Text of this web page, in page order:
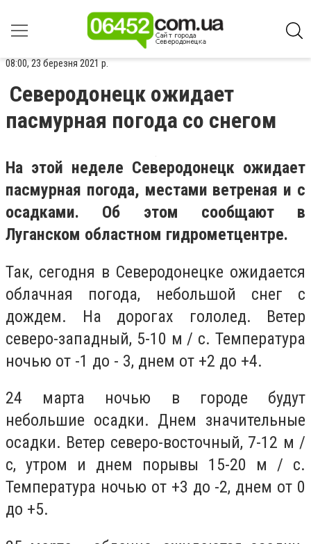
08:00, 23 березня 2021 р.
Северодонецк ожидает
пасмурная погода со снегом
На этой неделе Северодонецк ожидает
пасмурная погода, местами ветреная и с
осадками. Об этом сообщают в
Луганском областном гидрометцентре.
Так, сегодня в Северодонецке ожидается
облачная погода, небольшой снег с
дождем. На дорогах гололед. Ветер
северо-западный, 5-10 м / с. Температура
ночью от -1 до - 3, днем ​​от +2 до +4.
24 марта ночью в городе будут
небольшие осадки. Днем значительные
осадки. Ветер северо-восточный, 7-12 м /
с, утром и днем ​​порывы 15-20 м / с.
Температура ночью от +3 до -2, днем от ​​0
до +5.